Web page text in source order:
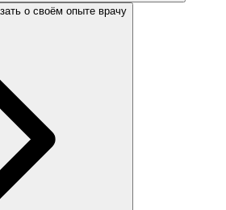
о своём опыте врачу